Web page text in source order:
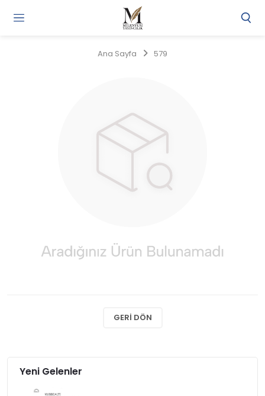
Ana Sayfa 579
GERI DÖN
Yeni Gelenler